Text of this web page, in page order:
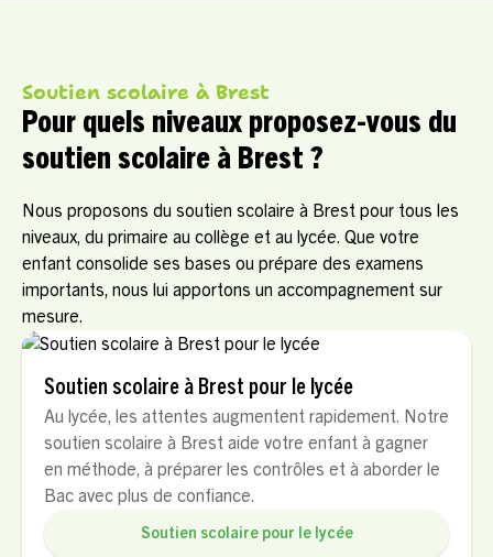
Soutien scolaire à Brest
Pour quels niveaux proposez-vous du
soutien scolaire à Brest ?
Nous proposons du soutien scolaire à Brest pour tous les
niveaux, du primaire au collège et au lycée. Que votre
enfant consolide ses bases ou prépare des examens
importants, nous lui apportons un accompagnement sur
mesure.
Soutien scolaire à Brest pour le lycée
Au lycée, les attentes augmentent rapidement. Notre
soutien scolaire à Brest aide votre enfant à gagner
en méthode, à préparer les contrôles et à aborder le
Bac avec plus de confiance.
Soutien scolaire pour le lycée